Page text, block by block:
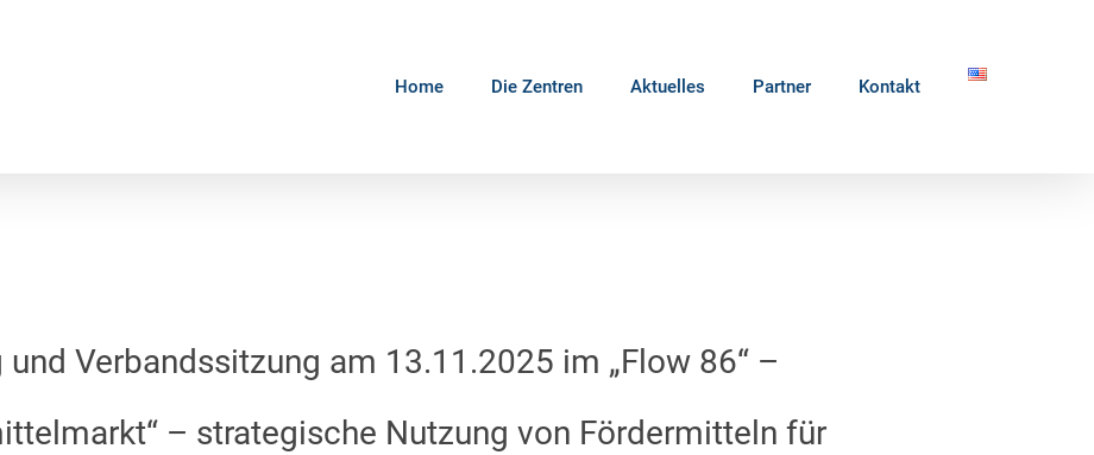
Home Die Zentren Aktuelles Partner Kontakt
Verbandssitzung am 13.11.2025 im „Flow 86“ –
– strategische Nutzung von Fördermitteln für